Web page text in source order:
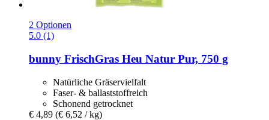
2 Optionen
5.0 (1)
bunny FrischGras Heu Natur Pur, 750 g
Natürliche Gräservielfalt
Faser- & ballaststoffreich
Schonend getrocknet
€ 4,89 (€ 6,52 / kg)